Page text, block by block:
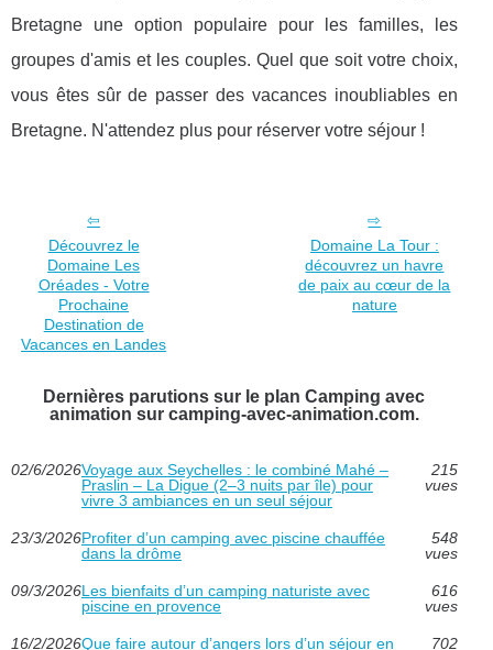
Bretagne une option populaire pour les familles, les
groupes d'amis et les couples. Quel que soit votre choix,
vous êtes sûr de passer des vacances inoubliables en
Bretagne. N'attendez plus pour réserver votre séjour !
Découvrez le
Domaine Les
Oréades - Votre
Prochaine
Destination de
Vacances en Landes
Domaine La Tour :
découvrez un havre
de paix au cœur de la
nature
Dernières parutions sur le plan Camping avec
animation sur camping-avec-animation.com.
02/6/2026Voyage aux Seychelles : le combiné Mahé –
Praslin – La Digue (2–3 nuits par île) pour
vivre 3 ambiances en un seul séjour
215
vues
23/3/2026Profiter d’un camping avec piscine chauffée
dans la drôme
548
vues
09/3/2026Les bienfaits d’un camping naturiste avec
piscine en provence
616
vues
16/2/2026Que faire autour d’angers lors d’un séjour en
702